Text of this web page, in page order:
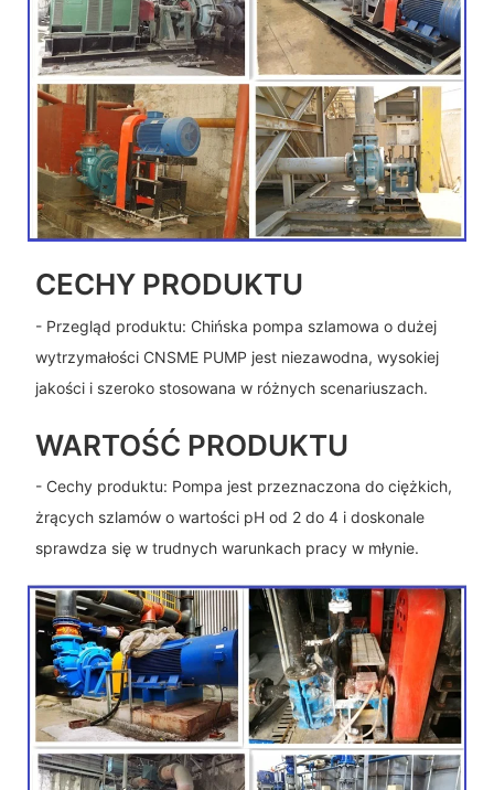
CECHY PRODUKTU
- Przegląd produktu: Chińska pompa szlamowa o dużej
wytrzymałości CNSME PUMP jest niezawodna, wysokiej
jakości i szeroko stosowana w różnych scenariuszach.
WARTOŚĆ PRODUKTU
- Cechy produktu: Pompa jest przeznaczona do ciężkich,
żrących szlamów o wartości pH od 2 do 4 i doskonale
sprawdza się w trudnych warunkach pracy w młynie.